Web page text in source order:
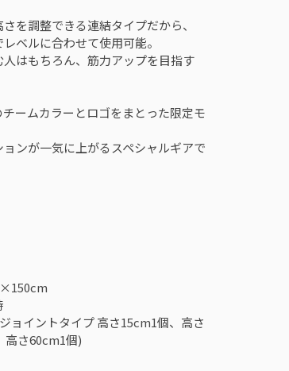
を調整できる連結タイプだから、
ベルに合わせて使用可能。
はもちろん、筋力アップを目指す
ームカラーとロゴをまとった限定モ
ンが一気に上がるスペシャルギアで
ョイントタイプ 高さ15cm1個、高さ
高さ60cm1個)